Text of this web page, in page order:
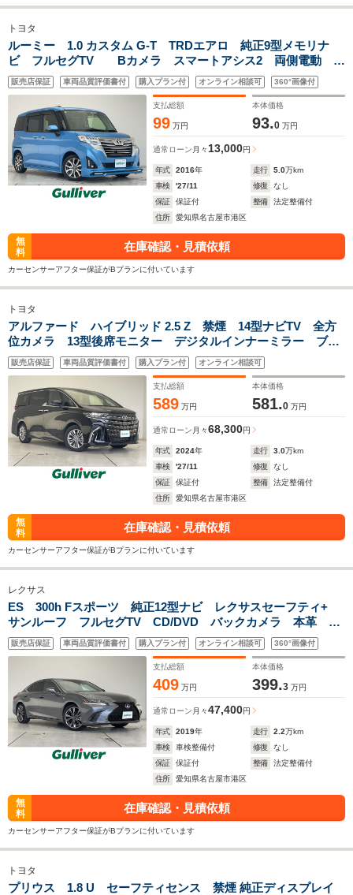
トヨタ
ルーミー 1.0 カスタム G-T TRDエアロ 純正9型メモリナ
ビ フルセグTV Bカメラ スマートアシス2 両側電動
LEDライト オートライト 純正15インチAW クルーズコン
トロール ETC ドライブレコーダー スマートキー プッシ
ュスタート
販売店保証 車両品質評価書付 購入プラン付 オンライン相談可 360°画像付
支払総額
99 万円
本体価格
93.0 万円
通常ローン 月々 13,000円
年式 2016年 走行 5.0万km
車検
'27/11 修復
なし
保証
保証付 整備
法定整備付
住所
愛知県名古屋市港区
無
料
在庫確認・見積依頼
カーセンサーアフター保証がBプランに付いています
トヨタ
アルファード ハイブリッド 2.5 Z 禁煙 14型ナビTV 全方
位カメラ 13型後席モニター デジタルインナーミラー ブラ
インドスポットモニター パワーバックドア
AC100V1500w 両側パワースライド 衝突軽減ブレーキ ス
マートキー
販売店保証 車両品質評価書付 購入プラン付 オンライン相談可
支払総額
589 万円
本体価格
581.0 万円
通常ローン 月々68,300円
年式 2024年 走行 3.0万km
車検
'27/11 修復
なし
保証
保証付 整備
法定整備付
住所
愛知県名古屋市港区
無
料
在庫確認・見積依頼
カーセンサーアフター保証がBプランに付いています
レクサス
ES 300h Fスポーツ 純正12型ナビ レクサスセーフティ+
サンルーフ フルセグTV CD/DVD バックカメラ 本革 シ
ートヒーター/エアシート パワーシート シートメモリ
BSM 三眼LED 純正19インチAW BSM
販売店保証 車両品質評価書付 購入プラン付 オンライン相談可 360°画像付
支払総額
409 万円
本体価格
399.3 万円
通常ローン 月々47,400円
年式 2019年 走行 2.2万km
車検
車検整備付 修復
なし
保証
保証付 整備
法定整備付
住所
愛知県名古屋市港区
無
料
在庫確認・見積依頼
カーセンサーアフター保証がBプランに付いています
トヨタ
プリウス 1.8 U セーフティセンス 禁煙 純正ディスプレイ